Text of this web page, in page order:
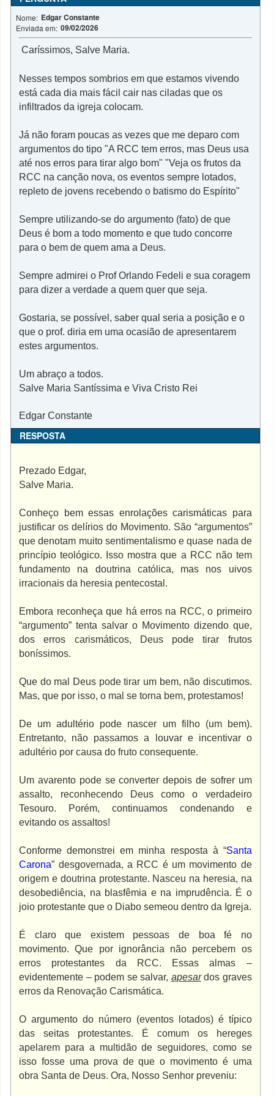
Nome: Edgar Constante
Enviada em: 09/02/2026
Caríssimos, Salve Maria.
Nesses tempos sombrios em que estamos vivendo
está cada dia mais fácil cair nas ciladas que os
infiltrados da igreja colocam.
Já não foram poucas as vezes que me deparo com
argumentos do tipo "A RCC tem erros, mas Deus usa
até nos erros para tirar algo bom" "Veja os frutos da
RCC na canção nova, os eventos sempre lotados,
repleto de jovens recebendo o batismo do Espírito"
Sempre utilizando-se do argumento (fato) de que
Deus é bom a todo momento e que tudo concorre
para o bem de quem ama a Deus.
Sempre admirei o Prof Orlando Fedeli e sua coragem
para dizer a verdade a quem quer que seja.
Gostaria, se possível, saber qual seria a posição e o
que o prof. diria em uma ocasião de apresentarem
estes argumentos.
Um abraço a todos.
Salve Maria Santíssima e Viva Cristo Rei
Edgar Constante
RESPOSTA
Prezado Edgar,
Salve Maria.
Conheço bem essas enrolações carismáticas para
justificar os delírios do Movimento. São “argumentos”
que denotam muito sentimentalismo e quase nada de
princípio teológico. Isso mostra que a RCC não tem
fundamento na doutrina católica, mas nos uivos
irracionais da heresia pentecostal.
Embora reconheça que há erros na RCC, o primeiro
“argumento” tenta salvar o Movimento dizendo que,
dos erros carismáticos, Deus pode tirar frutos
boníssimos.
Que do mal Deus pode tirar um bem, não discutimos.
Mas, que por isso, o mal se torna bem, protestamos!
De um adultério pode nascer um filho (um bem).
Entretanto, não passamos a louvar e incentivar o
adultério por causa do fruto consequente.
Um avarento pode se converter depois de sofrer um
assalto, reconhecendo Deus como o verdadeiro
Tesouro. Porém, continuamos condenando e
evitando os assaltos!
Conforme demonstrei em minha resposta à “Santa
Carona” desgovernada, a RCC é um movimento de
origem e doutrina protestante. Nasceu na heresia, na
desobediência, na blasfêmia e na imprudência. É o
joio protestante que o Diabo semeou dentro da Igreja.
É claro que existem pessoas de boa fé no
movimento. Que por ignorância não percebem os
erros protestantes da RCC. Essas almas –
evidentemente – podem se salvar, apesardos graves
erros da Renovação Carismática.
O argumento do número (eventos lotados) é típico
das seitas protestantes. É comum os hereges
apelarem para a multidão de seguidores, como se
isso fosse uma prova de que o movimento é uma
obra Santa de Deus. Ora, Nosso Senhor preveniu: